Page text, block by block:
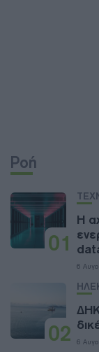
Ροή
01
Η
6
02 6